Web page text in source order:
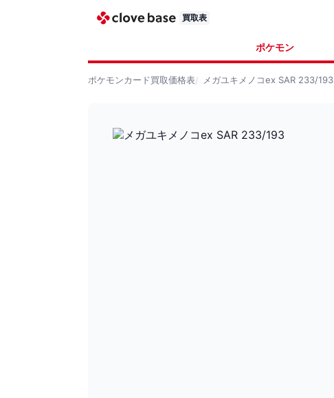
買取表
ポケモン
ポケモンカード買取価格表 メガユキメノコex SAR 233/193